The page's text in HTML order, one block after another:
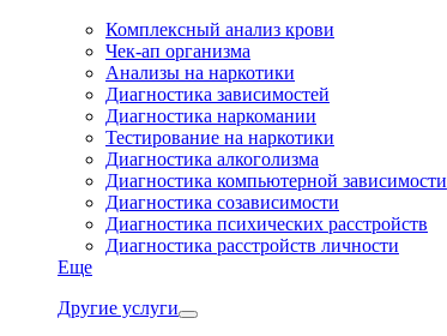
Комплексный анализ крови
Чек-ап организма
Анализы на наркотики
Диагностика зависимостей
Диагностика наркомании
Тестирование на наркотики
Диагностика алкоголизма
Диагностика компьютерной зависимости
Диагностика созависимости
Диагностика психических расстройств
Диагностика расстройств личности
Еще
Другие услуги